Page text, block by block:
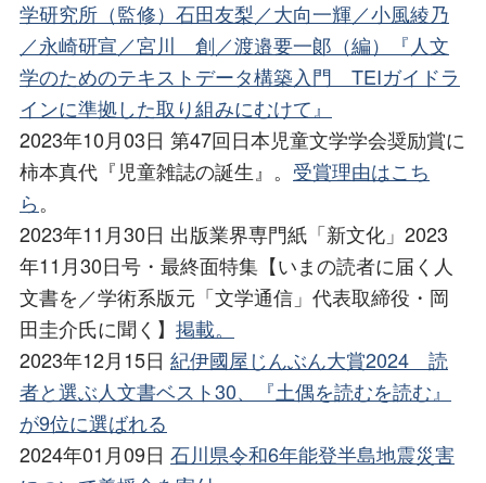
学研究所（監修）石田友梨／大向一輝／小風綾乃
／永崎研宣／宮川 創／渡邉要一郞（編）『人文
学のためのテキストデータ構築入門 TEIガイドラ
インに準拠した取り組みにむけて』
2023年10月03日 第47回⽇本児童⽂学学会奨励賞に
柿本真代『児童雑誌の誕⽣』。 受賞理由はこち
ら。
2023年11月30日 出版業界専門紙「新文化」2023
年11月30日号・最終面特集【いまの読者に届く人
文書を／学術系版元「文学通信」代表取締役・岡
田圭介氏に聞く】 掲載。
2023年12月15日 紀伊國屋じんぶん大賞2024 読
者と選ぶ人文書ベスト30、『土偶を読むを読む』
が9位に選ばれる
2024年01月09日 石川県令和6年能登半島地震災害